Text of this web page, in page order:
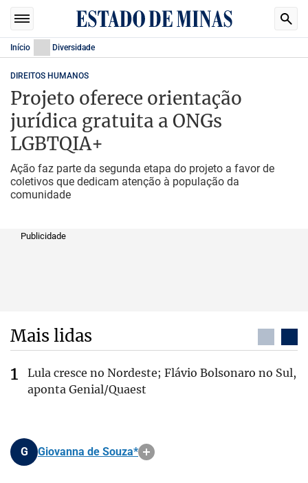
Início Diversidade
DIREITOS HUMANOS
Projeto oferece orientação
jurídica gratuita a ONGs
LGBTQIA+
Ação faz parte da segunda etapa do projeto a favor de
coletivos que dedicam atenção à população da
comunidade
Publicidade
Mais lidas
Lula cresce no Nordeste; Flávio Bolsonaro no Sul,
aponta Genial/Quaest
G Giovanna de Souza*